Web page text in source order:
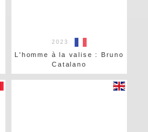
2023
L'homme à la valise : Bruno
Catalano